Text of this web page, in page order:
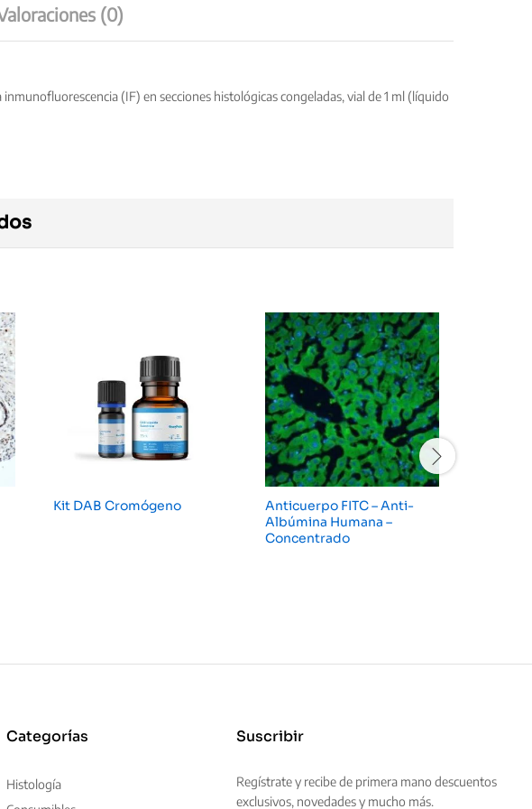
(0)
(IF) en secciones histológicas congeladas, vial de 1 ml (líquido
Kit DAB Cromógeno
Anticuerpo FITC – Anti-
Albúmina Humana –
Concentrado
Categorías
Histología
Suscribir
Regístrate y recibe de primera mano descuentos
exclusivos, novedades y mucho más.